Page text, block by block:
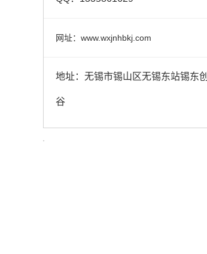
网址：www.wxjnhbkj.com
地址：无锡市锡山区无锡东站锡东创
谷